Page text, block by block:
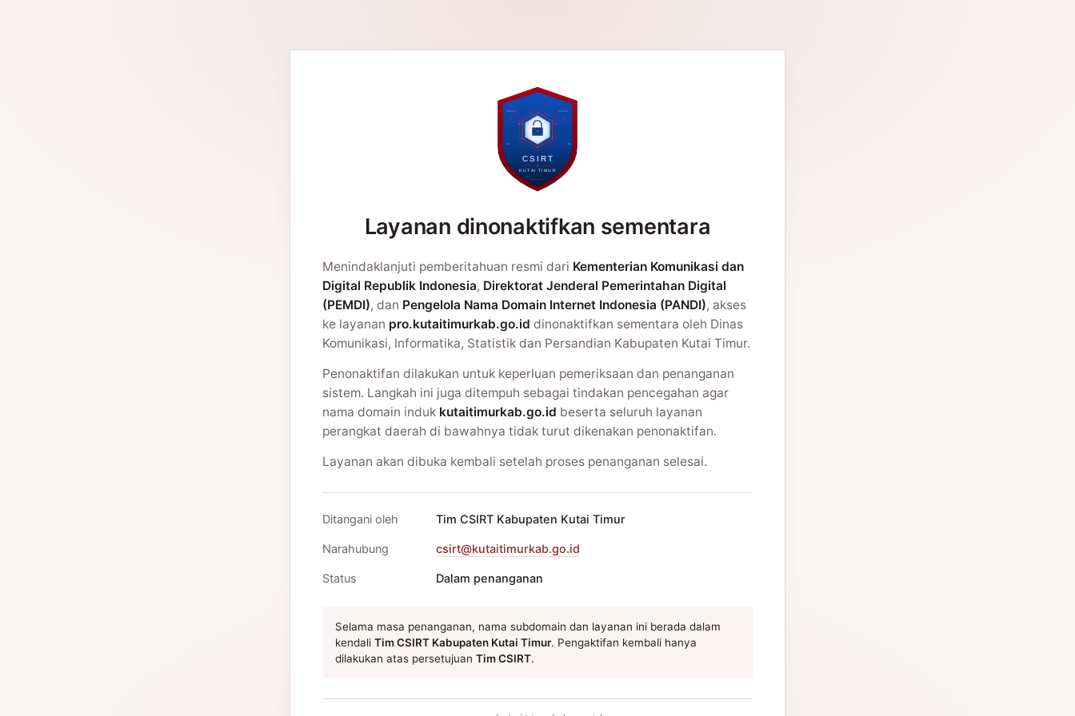
Layanan dinonaktifkan sementara
Menindaklanjuti pemberitahuan resmi dari Kementerian Komunikasi dan
Digital Republik Indonesia, Direktorat Jenderal Pemerintahan Digital
(PEMDI), dan Pengelola Nama Domain Internet Indonesia (PANDI), akses
ke layanan pro.kutaitimurkab.go.id dinonaktifkan sementara oleh Dinas
Komunikasi, Informatika, Statistik dan Persandian Kabupaten Kutai Timur.
Penonaktifan dilakukan untuk keperluan pemeriksaan dan penanganan
sistem. Langkah ini juga ditempuh sebagai tindakan pencegahan agar
nama domain induk kutaitimurkab.go.id beserta seluruh layanan
perangkat daerah di bawahnya tidak turut dikenakan penonaktifan.
Layanan akan dibuka kembali setelah proses penanganan selesai.
Ditangani oleh Tim CSIRT Kabupaten Kutai Timur
Narahubung csirt@kutaitimurkab.go.id
Status Dalam penanganan
Selama masa penanganan, nama subdomain dan layanan ini berada dalam
kendali Tim CSIRT Kabupaten Kutai Timur. Pengaktifan kembali hanya
dilakukan atas persetujuan Tim CSIRT.